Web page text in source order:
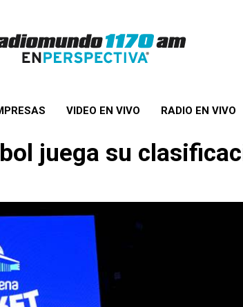
VIDEO EN VIVO RADIO EN VIVO
juega su